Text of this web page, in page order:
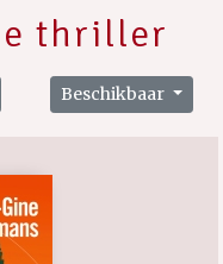
thriller
Beschikbaar